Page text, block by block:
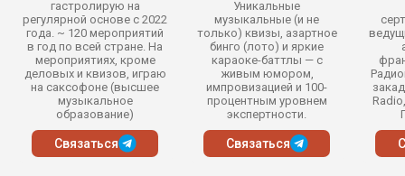
гастролирую на
регулярной основе с 2022
года. ~ 120 мероприятий
в год по всей стране. На
мероприятиях, кроме
деловых и квизов, играю
на саксофоне (высшее
музыкальное
образование)
Связаться
Уникальные
музыкальные (и не
только) квизы, азартное
бинго (лото) и яркие
караоке-баттлы — с
живым юмором,
импровизацией и 100-
процентным уровнем
экспертности.
Связаться